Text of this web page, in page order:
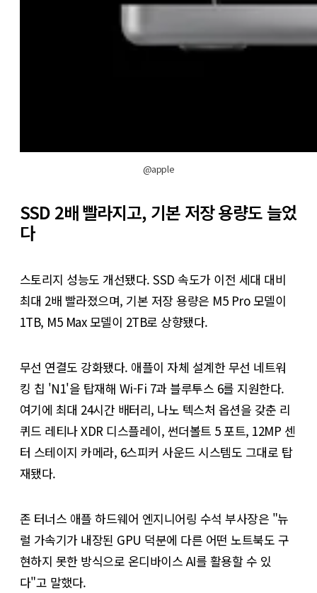
@apple
SSD 2배 빨라지고, 기본 저장 용량도 늘었
다
스토리지 성능도 개선됐다. SSD 속도가 이전 세대 대비
최대 2배 빨라졌으며, 기본 저장 용량은 M5 Pro 모델이
1TB, M5 Max 모델이 2TB로 상향됐다.
무선 연결도 강화됐다. 애플이 자체 설계한 무선 네트워
킹 칩 'N1'을 탑재해 Wi-Fi 7과 블루투스 6를 지원한다.
여기에 최대 24시간 배터리, 나노 텍스처 옵션을 갖춘 리
퀴드 레티나 XDR 디스플레이, 썬더볼트 5 포트, 12MP 센
터 스테이지 카메라, 6스피커 사운드 시스템도 그대로 탑
재됐다.
존 터너스 애플 하드웨어 엔지니어링 수석 부사장은 "뉴
럴 가속기가 내장된 GPU 덕분에 다른 어떤 노트북도 구
현하지 못한 방식으로 온디바이스 AI를 활용할 수 있
다"고 말했다.